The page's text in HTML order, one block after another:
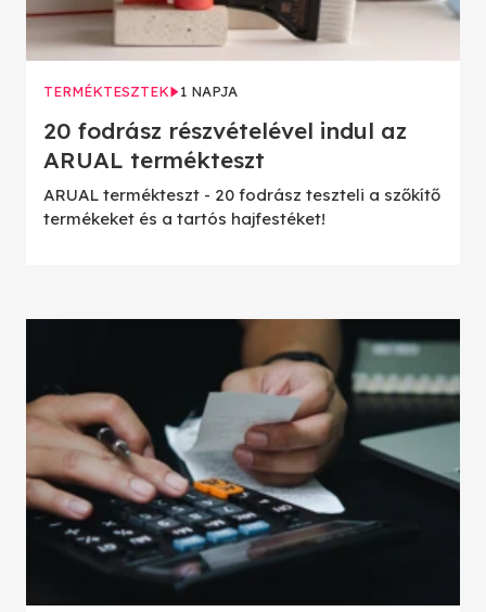
TERMÉKTESZTEK 1 NAPJA
20 fodrász részvételével indul az
ARUAL termékteszt
ARUAL termékteszt - 20 fodrász teszteli a szőkítő
termékeket és a tartós hajfestéket!